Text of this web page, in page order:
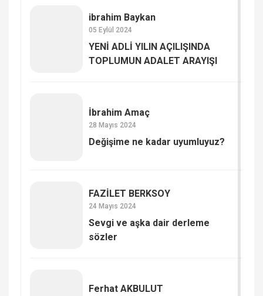
ibrahim Baykan
05 Eylül 2024
YENİ ADLİ YILIN AÇILIŞINDA
TOPLUMUN ADALET ARAYIŞI
İbrahim Amaç
28 Mayıs 2024
Değişime ne kadar uyumluyuz?
FAZİLET BERKSOY
24 Mayıs 2024
Sevgi ve aşka dair derleme
sözler
Ferhat AKBULUT